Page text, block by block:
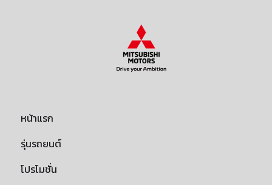
หน้าแรก
รุ่นรถยนต์
โปรโมชั่น